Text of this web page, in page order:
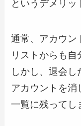
というデメリッ
通常、アカウン
リストからも自
しかし、退会し
アカウントを消
一覧に残ってし